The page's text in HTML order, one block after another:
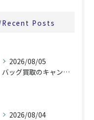
Recent Posts
2026/08/05
バッグ買取のキャンペーンで奈良県橿原市でお得に売るための条件と注意点徹底ガイド
2026/08/04